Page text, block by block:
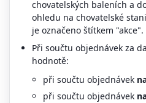
chovatelských baleních a
ohledu na chovatelské
je označeno štítkem "akce".
Při součtu objednávek za
hodnotě:
při součtu objednávek
při součtu objednávek